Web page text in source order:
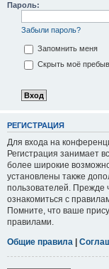
Пароль:
Забыли пароль?
Запомнить меня
Скрыть моё
РЕГИСТРАЦИЯ
Для входа на
Регистрация занимает
более широкие
установлены также
пользователей. Прежде
ознакомиться с
Помните, что ваше
правилами.
Общие правила |